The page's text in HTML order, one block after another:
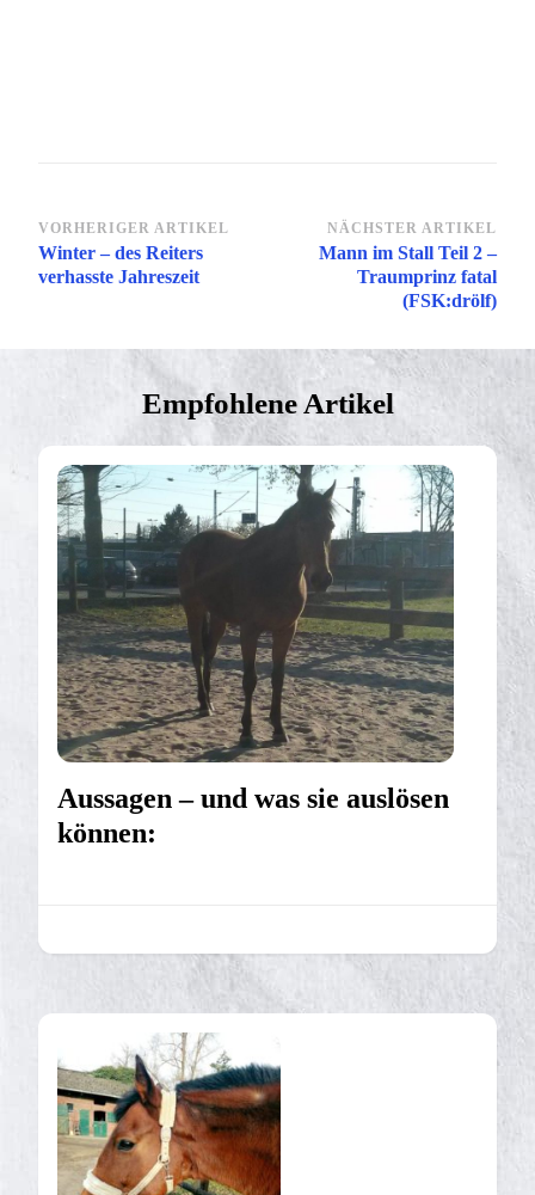
Beitragsnavigation
VORHERIGER ARTIKEL
Winter – des Reiters
verhasste Jahreszeit
NÄCHSTER ARTIKEL
Mann im Stall Teil 2 –
Traumprinz fatal
(FSK:drölf)
Empfohlene Artikel
Aussagen – und was sie auslösen
können: